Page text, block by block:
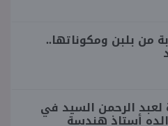
من بلبن ومكوناتها..
لعبد الرحمن السيد في
أستاذ هندسة